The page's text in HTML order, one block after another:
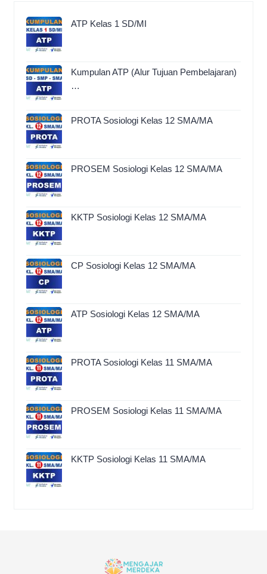
ATP Kelas 1 SD/MI
Kumpulan ATP (Alur Tujuan Pembelajaran)
…
PROTA Sosiologi Kelas 12 SMA/MA
PROSEM Sosiologi Kelas 12 SMA/MA
KKTP Sosiologi Kelas 12 SMA/MA
CP Sosiologi Kelas 12 SMA/MA
ATP Sosiologi Kelas 12 SMA/MA
PROTA Sosiologi Kelas 11 SMA/MA
PROSEM Sosiologi Kelas 11 SMA/MA
KKTP Sosiologi Kelas 11 SMA/MA